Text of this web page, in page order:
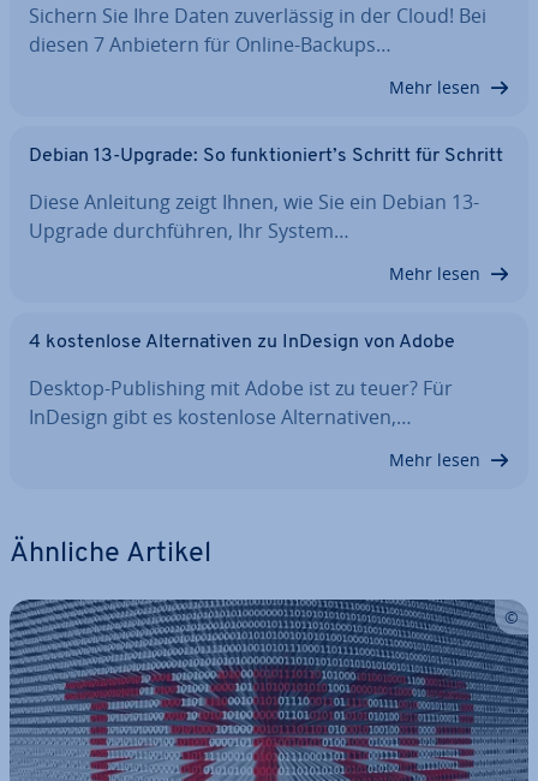
Sichern Sie Ihre Daten zu­ver­läs­sig in der Cloud! Bei
diesen 7 Anbietern für Online-Backups…
Mehr lesen
Debian 13-Upgrade: So funk­tio­niert’s Schritt für Schritt
Diese Anleitung zeigt Ihnen, wie Sie ein Debian 13-
Upgrade durch­füh­ren, Ihr System…
Mehr lesen
4 kos­ten­lo­se Al­ter­na­ti­ven zu InDesign von Adobe
Desktop-Pu­bli­shing mit Adobe ist zu teuer? Für
InDesign gibt es kos­ten­lo­se Al­ter­na­ti­ven,…
Mehr lesen
Ähnliche Artikel